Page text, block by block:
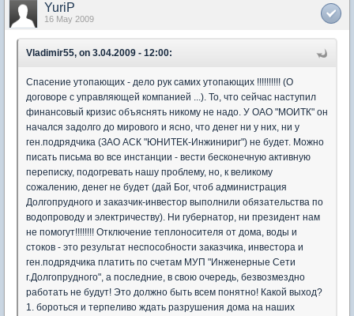
YuriP
16 May 2009
Vladimir55, on 3.04.2009 - 12:00:
Спасение утопающих - дело рук самих утопающих !!!!!!!!!! (О
договоре с управляющей компанией ...). То, что сейчас наступил
финансовый кризис объяснять никому не надо. У ОАО "МОИТК" он
начался задолго до мирового и ясно, что денег ни у них, ни у
ген.подрядчика (ЗАО АСК "ЮНИТЕК-Инжинириг") не будет. Можно
писать письма во все инстанции - вести бесконечную активную
переписку, подогревать нашу проблему, но, к великому
сожалению, денег не будет (дай Бог, чтоб администрация
Долгопрудного и заказчик-инвестор выполнили обязательства по
водопроводу и электричеству). Ни губернатор, ни президент нам
не помогут!!!!!!!! Отключение теплоносителя от дома, воды и
стоков - это результат неспособности заказчика, инвестора и
ген.подрядчика платить по счетам МУП "Инженерные Сети
г.Долгопрудного", а последние, в свою очередь, безвозмездно
работать не будут! Это должно быть всем понятно! Какой выход?
1. бороться и терпеливо ждать разрушения дома на наших